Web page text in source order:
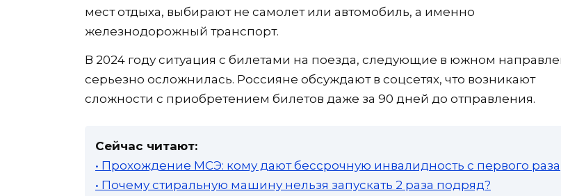
мест отдыха, выбирают не самолет или автомобиль, а именно
железнодорожный транспорт.
В 2024 году ситуация с билетами на поезда, следующие в южном
серьезно осложнилась. Россияне обсуждают в соцсетях, что возникают
сложности с приобретением билетов даже за 90 дней до отправления.
Сейчас читают:
• Прохождение МСЭ: кому дают бессрочную инвалидность с первого раза
• Почему стиральную машину нельзя запускать 2 раза подряд?